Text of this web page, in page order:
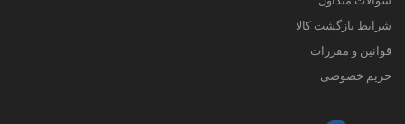
شرایط بازگشت کالا
قوانین و مقررات
حریم خصوصی